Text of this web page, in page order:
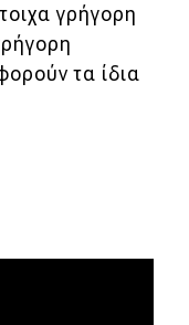
γρήγορη
τα ίδια